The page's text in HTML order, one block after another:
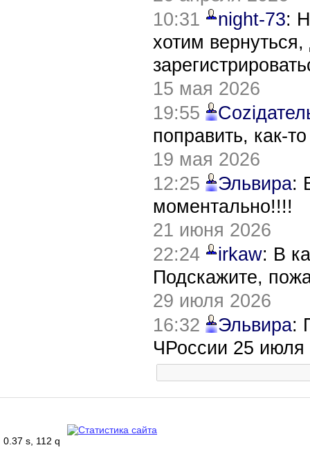
10:31
night-73:
хотим
15 мая 2026
19:55
поправить, как-
19 мая 2026
12:25
Эльвира:
моментально!!!!
21 июня 2026
22:24
irkaw: В
Подскажите,
29 июля 2026
16:32
Эльвира:
ЧРоссии 25 июля
0.37 s, 112 q